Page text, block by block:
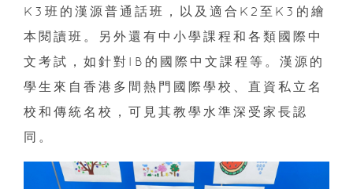
K3班的漢源普通話班，以及適合K2至K3的繪
本閱讀班。另外還有中小學課程和各類國際中
文考試，如針對IB的國際中文課程等。漢源的
學生來自香港多間熱門國際學校、直資私立名
校和傳統名校，可見其教學水準深受家長認
同。